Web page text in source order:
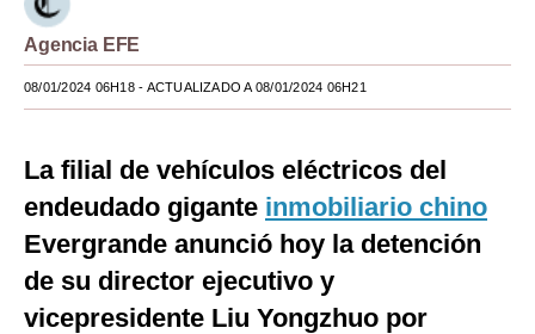
Moda
Estilos
EEUU
España
Internacional
Agencia EFE
08/01/2024 06H18- ACTUALIZADO A 08/01/2024 06H21
La filial de vehículos eléctricos del
endeudado gigante inmobiliario chino
Evergrande anunció hoy la detención
de su director ejecutivo y
vicepresidente Liu Yongzhuo por